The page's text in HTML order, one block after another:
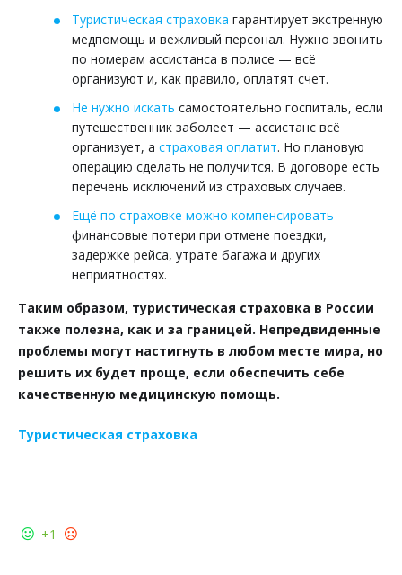
Туристическая страховка гарантирует экстренную
медпомощь и вежливый персонал. Нужно звонить
по номерам ассистанса в полисе — всё
организуют и, как правило, оплатят счёт.
Не нужно искать самостоятельно госпиталь, если
путешественник заболеет — ассистанс всё
организует, а страховая оплатит. Но плановую
операцию сделать не получится. В договоре есть
перечень исключений из страховых случаев.
Ещё по страховке можно компенсировать
финансовые потери при отмене поездки,
задержке рейса, утрате багажа и других
неприятностях.
Таким образом, туристическая страховка в России
также полезна, как и за границей. Непредвиденные
проблемы могут настигнуть в любом месте мира, но
решить их будет проще, если обеспечить себе
качественную медицинскую помощь.
Туристическая страховка
+1